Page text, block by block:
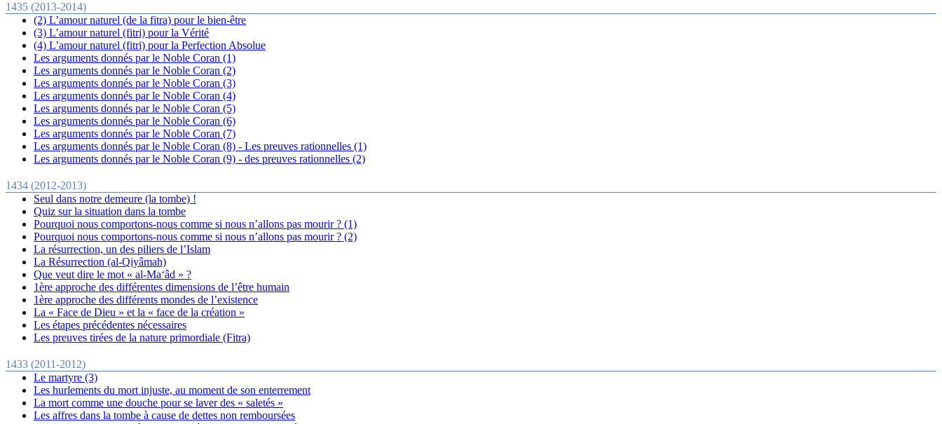
1435 (2013-2014)
(2) L’amour naturel (de la fitra) pour le bien-être
(3 ) L’amour naturel (fitri) pour la Vérité
(4) L’amour naturel (fitri) pour la Perfection Absolue
Les arguments donnés par le Noble Coran (1)
Les arguments donnés par le Noble Coran (2)
Les arguments donnés par le Noble Coran (3)
Les arguments donnés par le Noble Coran (4)
Les arguments donnés par le Noble Coran (5)
Les arguments donnés par le Noble Coran (6)
Les arguments donnés par le Noble Coran (7)
Les arguments donnés par le Noble Coran (8) - Les preuves rationnelles (1)
Les arguments donnés par le Noble Coran (9) - des preuves rationnelles (2)
1434 (2012-2013)
Seul dans notre demeure (la tombe) !
Quiz sur la situation dans la tombe
Pourquoi nous comportons-nous comme si nous n’allons pas mourir ? (1)
Pourquoi nous comportons-nous comme si nous n’allons pas mourir ? (2)
La résurrection, un des piliers de l’Islam
La Résurrection (al-Qiyâmah)
Que veut dire le mot « al-Ma‘âd » ?
1ère approche des différentes dimensions de l’être humain
1ère approche des différents mondes de l’existence
La « Face de Dieu » et la « face de la création »
Les étapes précédentes nécessaires
Les preuves tirées de la nature primordiale (Fitra)
1433 (2011-2012)
Le martyre (3)
Les hurlements du mort injuste, au moment de son enterrement
La mort comme une douche pour se laver des « saletés »
Les affres dans la tombe à cause de dettes non remboursées